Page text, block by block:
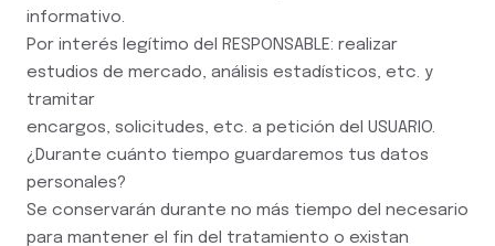
informativo.
Por interés legítimo del RESPONSABLE: realizar
estudios de mercado, análisis estadísticos, etc. y
tramitar
encargos, solicitudes, etc. a petición del USUARIO.
¿Durante cuánto tiempo guardaremos tus datos
personales?
Se conservarán durante no más tiempo del necesario
para mantener el fin del tratamiento o existan